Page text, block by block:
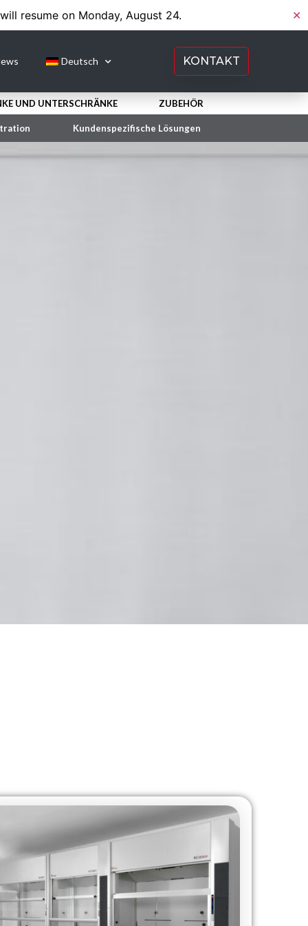
resume on Monday, August 24. ✕
Deutsch KONTAKT
UND UNTERSCHRӒNKE ZUBEHÖR
Kundenspezifische Lösungen